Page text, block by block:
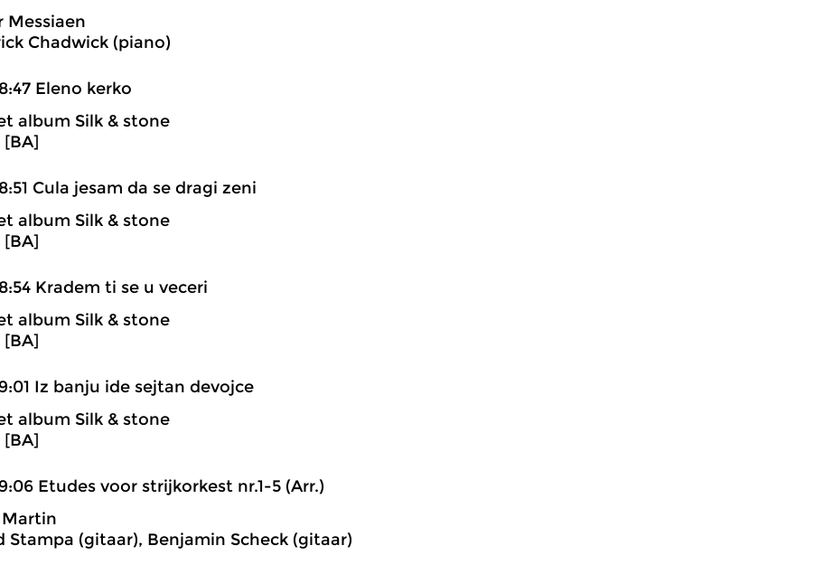
Messiaen
Chadwick (piano)
Eleno kerko
album Silk & stone
Cula jesam da se dragi zeni
album Silk & stone
Kradem ti se u veceri
album Silk & stone
Iz banju ide sejtan devojce
album Silk & stone
Etudes voor strijkorkest nr.1-5 (Arr.)
Martin
Stampa (gitaar), Benjamin Scheck (gitaar)